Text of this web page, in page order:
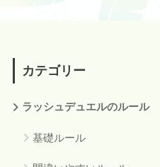
カテゴリー
ラッシュデュエルのルール
基礎ルール